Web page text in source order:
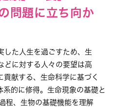
問題に立ち向か
した人生を過ごすため、生
どに対する人々の要望は高
貢献する、生命科学に基づく
的に修得。生命現象の基礎と
程、生物の基礎機能を理解